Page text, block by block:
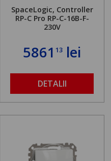
SpaceLogic, Controller
RP-C Pro RP-C-16B-F-
230V
586113 lei
DETALII